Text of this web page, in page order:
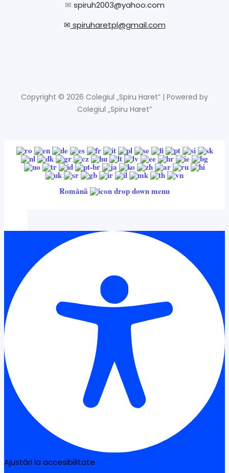
✉ spiruh2003@yahoo.com
✉ spiruharetpl@gmail.com
Copyright © 2026 Colegiul „Spiru Haret” | Powered by
Colegiul „Spiru Haret”
Română
Ajustări la accesibilitate